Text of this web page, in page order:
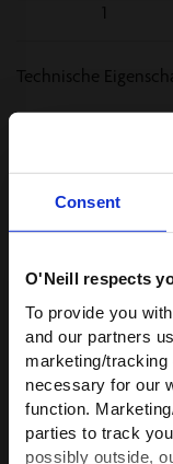
Consent
O'Neill respects
To provide you
and our partners
marketing/
necessary for our
function.
parties to track
possibly outside,
1
Technische
Beschreibung
Versand und
Größe, Beratung &
WIR
Werde
erhalte